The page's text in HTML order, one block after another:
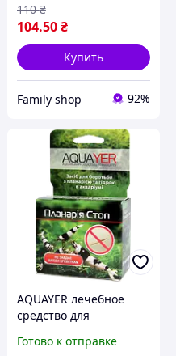
104.50₴
110 ₴
Купить
Family shop 92%
AQUAYER лечебное
средство для
Планария Стоп
Готово к отправке